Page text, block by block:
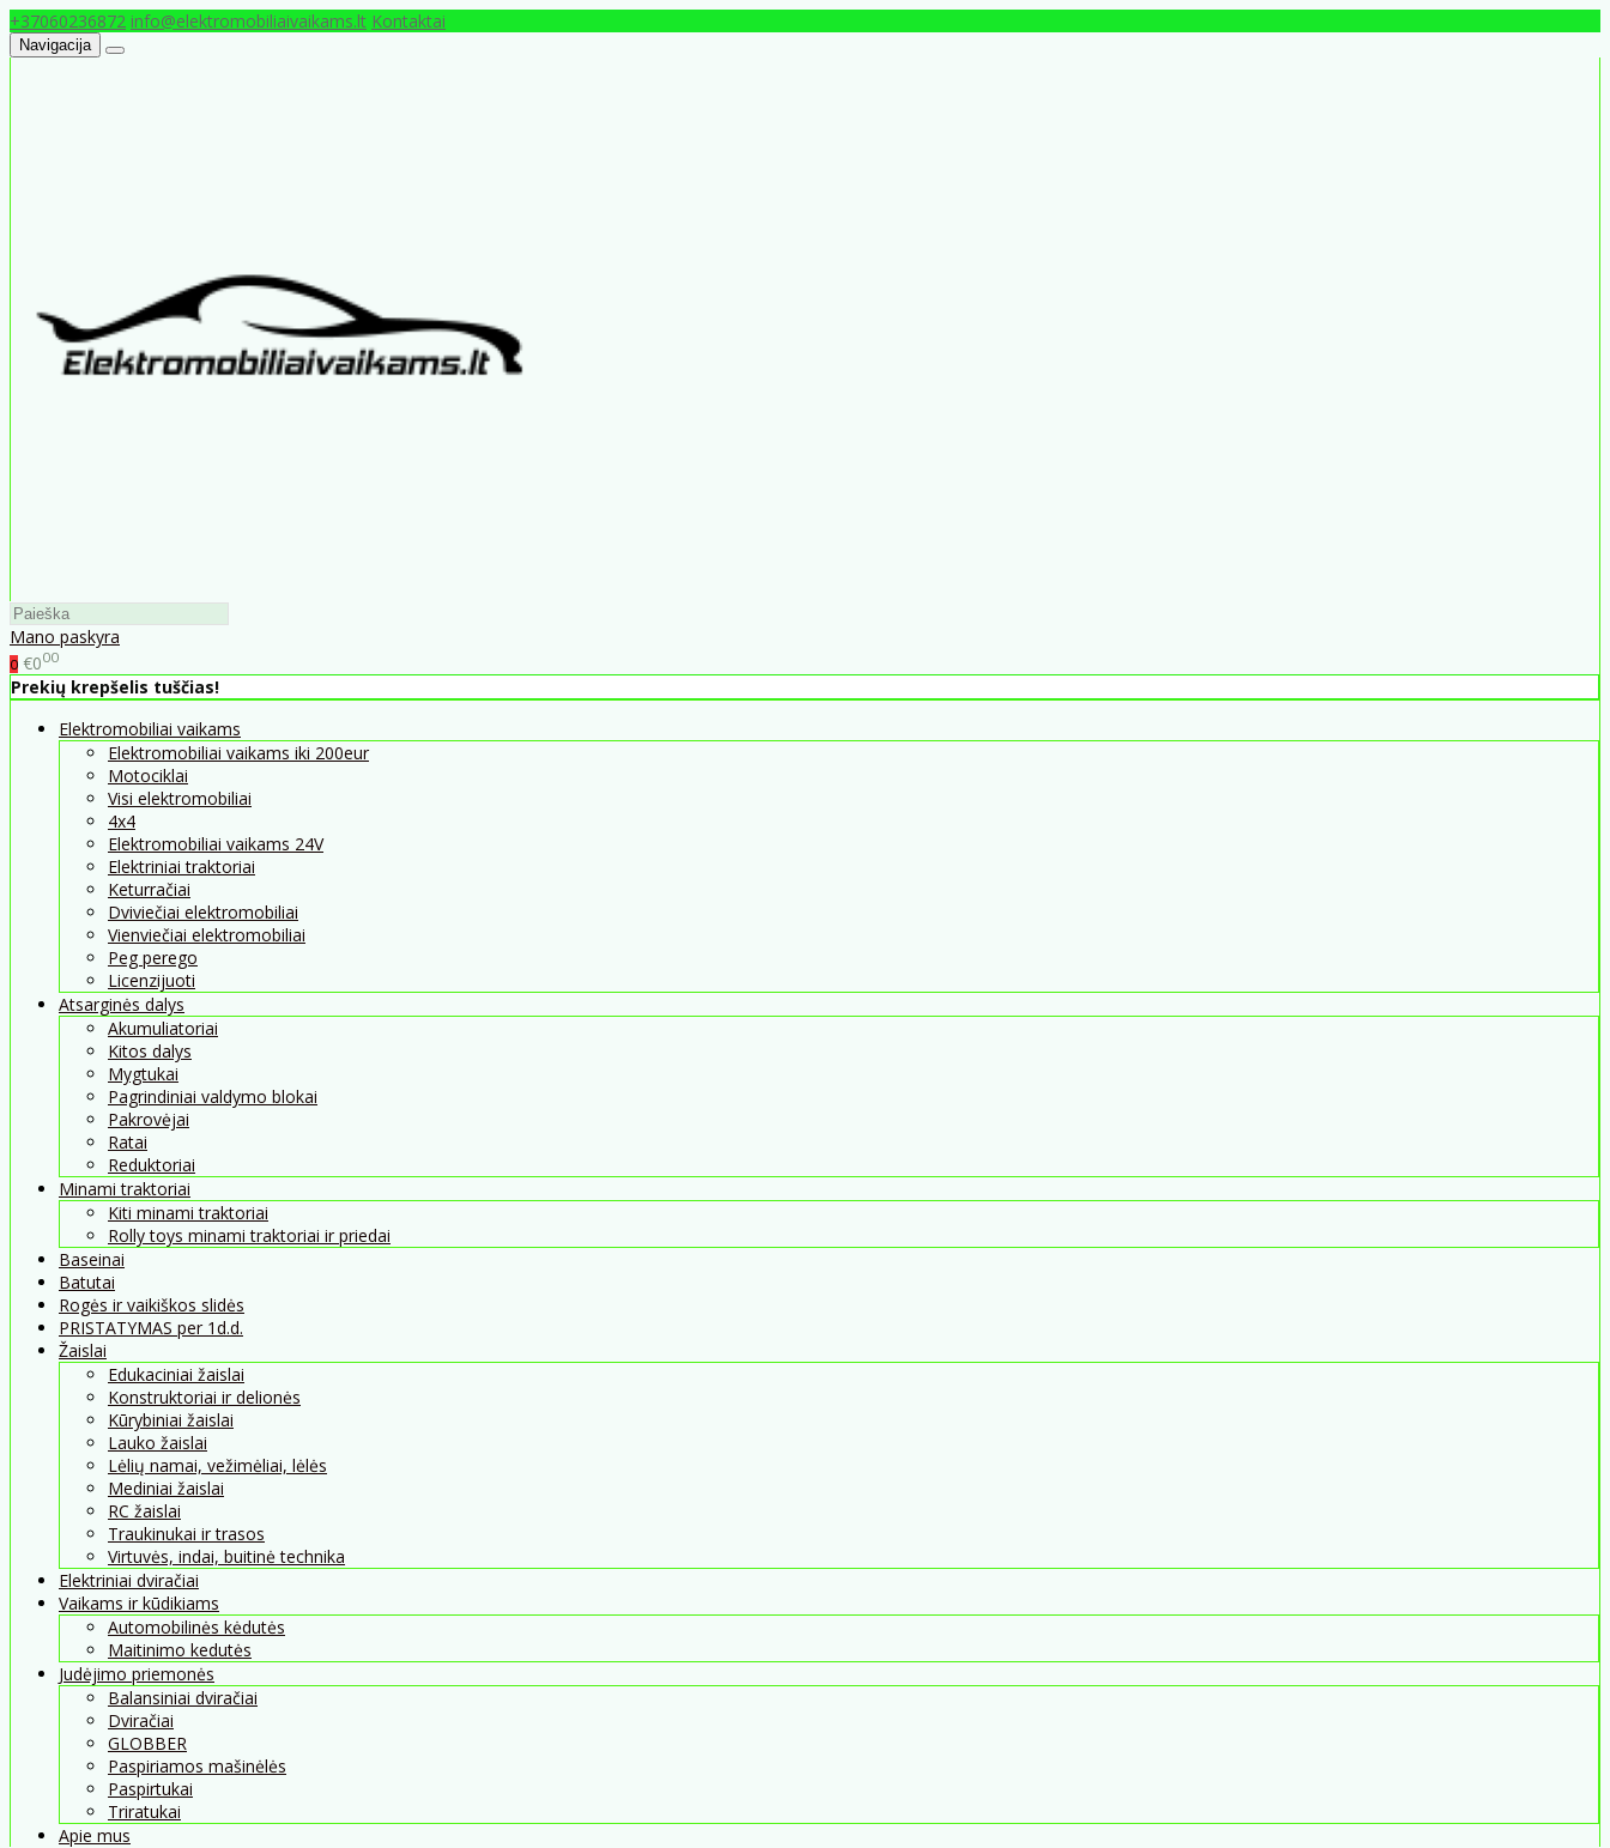
+37060236872 info@elektromobiliaivaikams.lt Kontaktai
Navigacija
Mano paskyra
0 €000
Prekių krepšelis tuščias!
Elektromobiliai vaikams
Elektromobiliai vaikams iki 200eur
Motociklai
Visi elektromobiliai
4x4
Elektromobiliai vaikams 24V
Elektriniai traktoriai
Keturračiai
Dviviečiai elektromobiliai
Vienviečiai elektromobiliai
Peg perego
Licenzijuoti
Atsarginės dalys
Akumuliatoriai
Kitos dalys
Mygtukai
Pagrindiniai valdymo blokai
Pakrovėjai
Ratai
Reduktoriai
Minami traktoriai
Kiti minami traktoriai
Rolly toys minami traktoriai ir priedai
Baseinai
Batutai
Rogės ir vaikiškos slidės
PRISTATYMAS per 1d.d.
Žaislai
Edukaciniai žaislai
Konstruktoriai ir delionės
Kūrybiniai žaislai
Lauko žaislai
Lėlių namai, vežimėliai, lėlės
Mediniai žaislai
RC žaislai
Traukinukai ir trasos
Virtuvės, indai, buitinė technika
Elektriniai dviračiai
Vaikams ir kūdikiams
Automobilinės kėdutės
Maitinimo kedutės
Judėjimo priemonės
Balansiniai dviračiai
Dviračiai
GLOBBER
Paspiriamos mašinėlės
Paspirtukai
Triratukai
Apie mus